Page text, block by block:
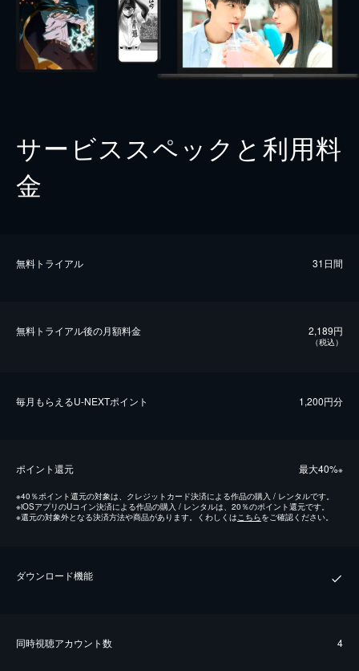
サービススペックと利用料
金
無料トライアル 31日間
無料トライアル後の⽉額料金 2,189円
（税込）
毎⽉もらえるU-NEXTポイント 1,200円分
ポイント還元 最⼤40%※
※40％ポイント還元の対象は、クレジットカード決済による作品の購入 / レンタルです。
※iOSアプリのUコイン決済による作品の購入 / レンタルは、20％のポイント還元です。
※還元の対象外となる決済方法や商品があります。くわしくはこちらをご確認ください。
ダウンロード機能
同時視聴アカウント数 4